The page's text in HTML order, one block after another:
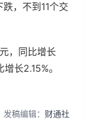
，不到11个交
，同比增长
长2.15%。
发稿编辑： 财通社